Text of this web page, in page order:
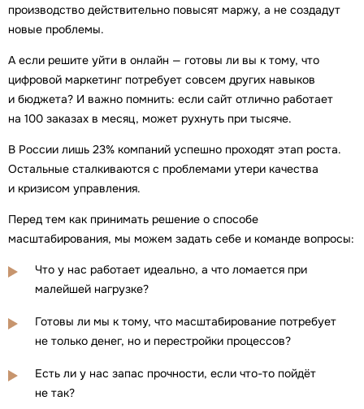
производство действительно повысят маржу, а не создадут
новые проблемы.
А если решите уйти в онлайн — готовы ли вы к тому, что
цифровой маркетинг потребует совсем других навыков
и бюджета? И важно помнить: если сайт отлично работает
на 100 заказах в месяц, может рухнуть при тысяче.
В России лишь 23% компаний успешно проходят этап роста.
Остальные сталкиваются с проблемами утери качества
и кризисом управления.
Перед тем как принимать решение о способе
масштабирования, мы можем задать себе и команде вопросы:
Что у нас работает идеально, а что ломается при
малейшей нагрузке?
Готовы ли мы к тому, что масштабирование потребует
не только денег, но и перестройки процессов?
Есть ли у нас запас прочности, если что-то пойдёт
не так?